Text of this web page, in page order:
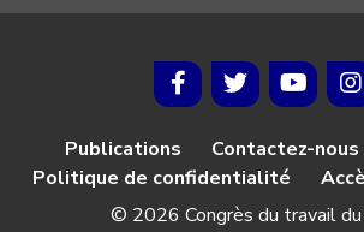
Publications Contactez-nous
Politique de confidentialité
© 2026 Congrès du travail du